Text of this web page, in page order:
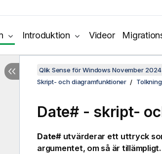
Introduktion Videor
Qlik Sense för Windows November 2024
Skript- och diagramfunktioner
Date# - skript-
Date#utvärderar ett uttryck
argumentet, om så är tillämpligt.